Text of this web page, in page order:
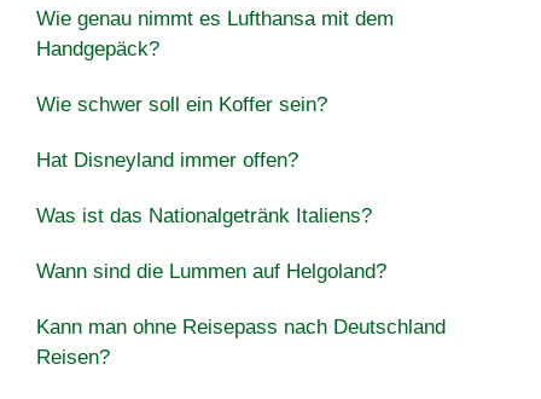
Wie genau nimmt es Lufthansa mit dem
Handgepäck?
Wie schwer soll ein Koffer sein?
Hat Disneyland immer offen?
Was ist das Nationalgetränk Italiens?
Wann sind die Lummen auf Helgoland?
Kann man ohne Reisepass nach Deutschland
Reisen?